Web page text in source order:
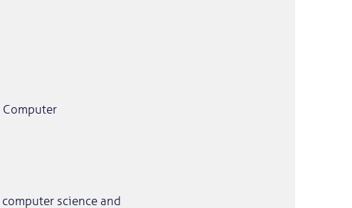
science and